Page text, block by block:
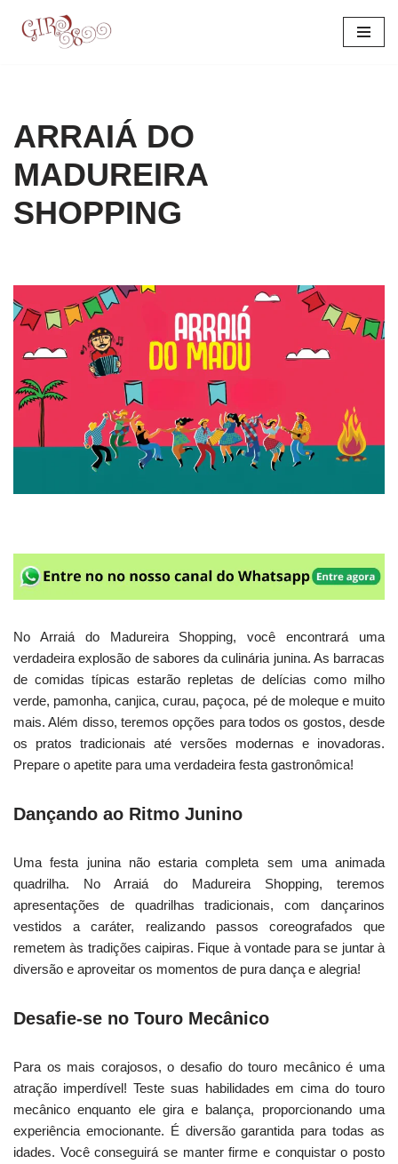
ARRAIÁ DO
MADUREIRA
SHOPPING
No Arraiá do Madureira Shopping, você encontrará uma
verdadeira explosão de sabores da culinária junina. As barracas
de comidas típicas estarão repletas de delícias como milho
verde, pamonha, canjica, curau, paçoca, pé de moleque e muito
mais. Além disso, teremos opções para todos os gostos, desde
os pratos tradicionais até versões modernas e inovadoras.
Prepare o apetite para uma verdadeira festa gastronômica!
Dançando ao Ritmo Junino
Uma festa junina não estaria completa sem uma animada
quadrilha. No Arraiá do Madureira Shopping, teremos
apresentações de quadrilhas tradicionais, com dançarinos
vestidos a caráter, realizando passos coreografados que
remetem às tradições caipiras. Fique à vontade para se juntar à
diversão e aproveitar os momentos de pura dança e alegria!
Desafie-se no Touro Mecânico
Para os mais corajosos, o desafio do touro mecânico é uma
atração imperdível! Teste suas habilidades em cima do touro
mecânico enquanto ele gira e balança, proporcionando uma
experiência emocionante. É diversão garantida para todas as
idades. Você conseguirá se manter firme e conquistar o posto